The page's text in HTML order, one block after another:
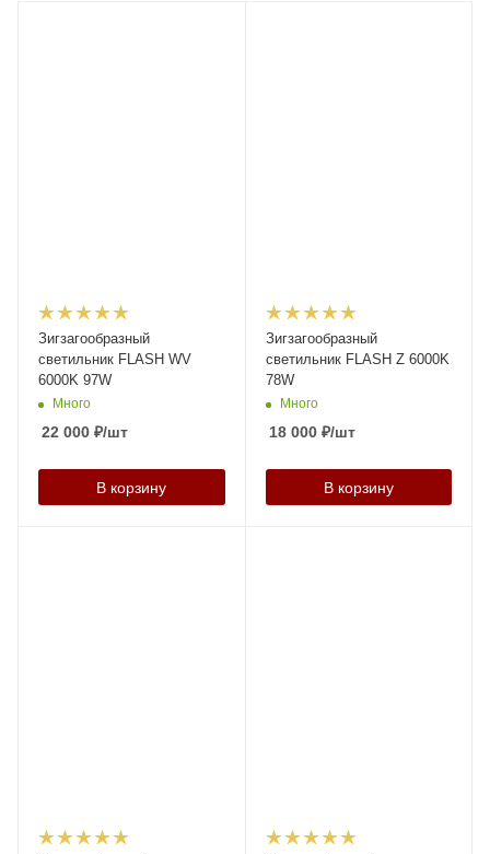
Зигзагообразный
светильник FLASH WV
6000K 97W
Много
22 000 ₽/шт
В корзину
Зигзагообразный
светильник FLASH Z 6000K
78W
Много
18 000₽/шт
В корзину